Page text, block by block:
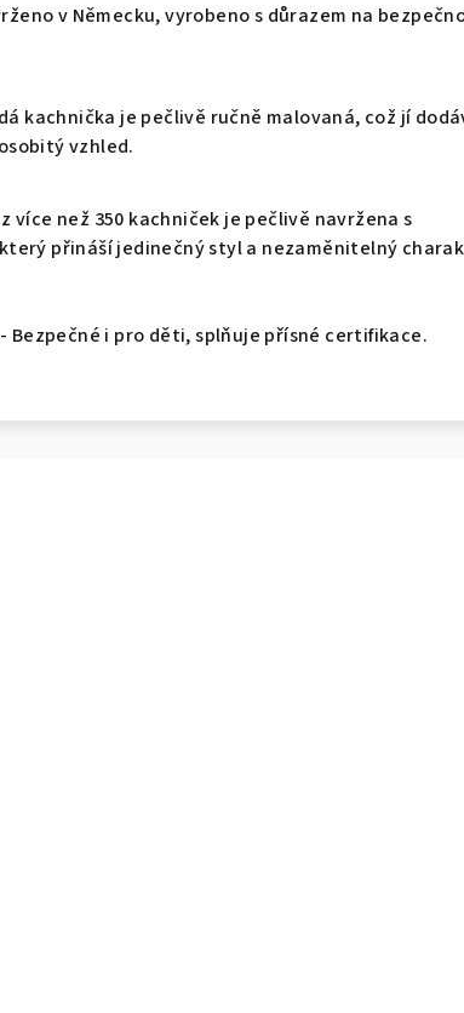
v Německu, vyrobeno s důrazem na
kachnička je pečlivě ručně malovaná, což jí
vzhled.
více než 350 kachniček je pečlivě navržena s
přináší jedinečný styl a nezaměnitelný
- Bezpečné i pro děti, splňuje přísné certifikace.